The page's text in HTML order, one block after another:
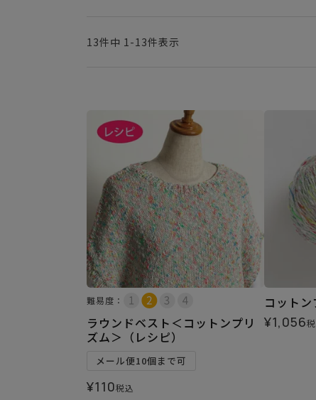
13件中 1 -13件表示
難易度：
ラウンドベスト＜コットンプリ
ズム＞（レシピ）
メール便10個まで可
¥110税込
コット
¥1,056